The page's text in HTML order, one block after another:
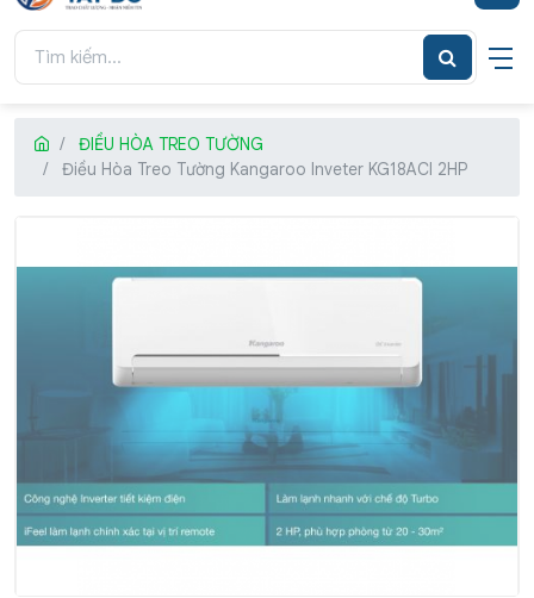
ĐIỀU HÒA TREO TƯỜNG
Điều Hòa Treo Tường Kangaroo Inveter KG18ACI 2HP